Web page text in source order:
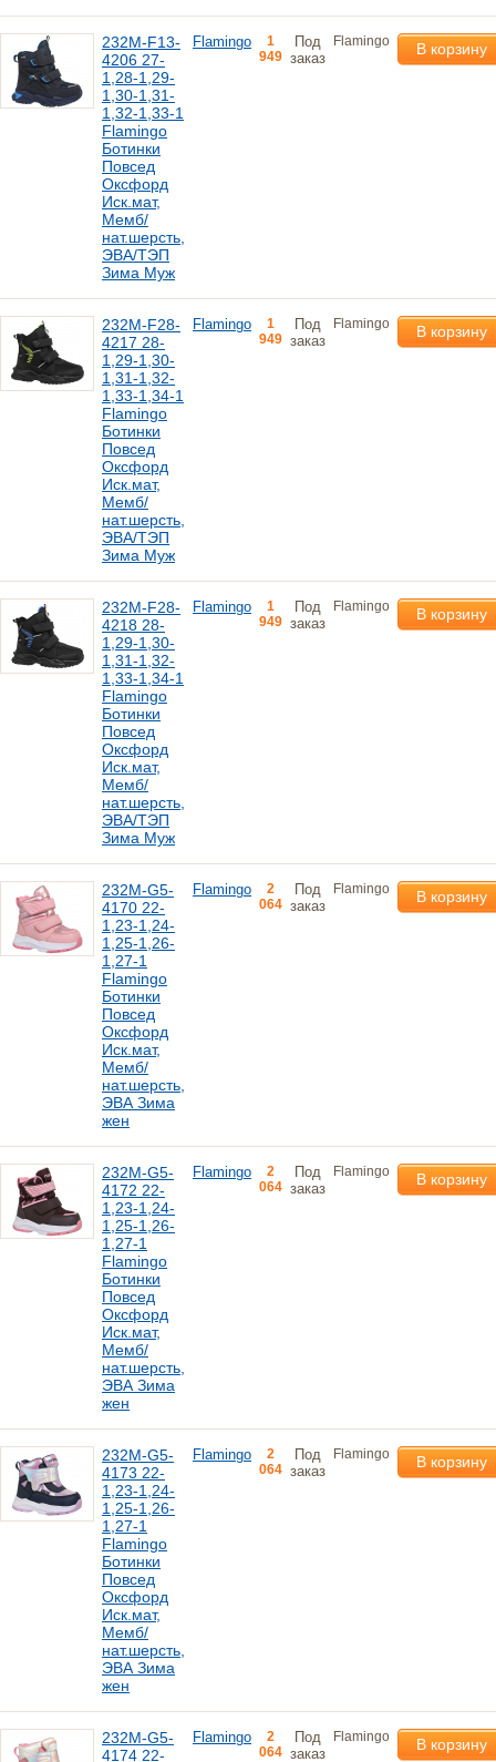
232M-F13-
4206 27-
1,28-1,29-
1,30-1,31-
1,32-1,33-1
Flamingo
Ботинки
Повсед
Оксфорд
Иск.мат,
Мемб/
нат.шерсть,
ЭВА/ТЭП
Зима Муж
Flamingo
1
949
Под
заказ
Flamingo В корзину
232M-F28-
4217 28-
1,29-1,30-
1,31-1,32-
1,33-1,34-1
Flamingo
Ботинки
Повсед
Оксфорд
Иск.мат,
Мемб/
нат.шерсть,
ЭВА/ТЭП
Зима Муж
Flamingo
1
949
Под
заказ
Flamingo В корзину
232M-F28-
4218 28-
1,29-1,30-
1,31-1,32-
1,33-1,34-1
Flamingo
Ботинки
Повсед
Оксфорд
Иск.мат,
Мемб/
нат.шерсть,
ЭВА/ТЭП
Зима Муж
Flamingo
1
949
Под
заказ
Flamingo В корзину
232M-G5-
4170 22-
1,23-1,24-
1,25-1,26-
1,27-1
Flamingo
Ботинки
Повсед
Оксфорд
Иск.мат,
Мемб/
нат.шерсть,
ЭВА Зима
жен
Flamingo
2
064
Под
заказ
Flamingo В корзину
232M-G5-
4172 22-
1,23-1,24-
1,25-1,26-
1,27-1
Flamingo
Ботинки
Повсед
Оксфорд
Иск.мат,
Мемб/
нат.шерсть,
ЭВА Зима
жен
Flamingo
2
064
Под
заказ
Flamingo В корзину
232M-G5-
4173 22-
1,23-1,24-
1,25-1,26-
1,27-1
Flamingo
Ботинки
Повсед
Оксфорд
Иск.мат,
Мемб/
нат.шерсть,
ЭВА Зима
жен
Flamingo
2
064
Под
заказ
Flamingo В корзину
232M-G5-
4174 22-
Flamingo
2
064
Под
заказ
Flamingo В корзину